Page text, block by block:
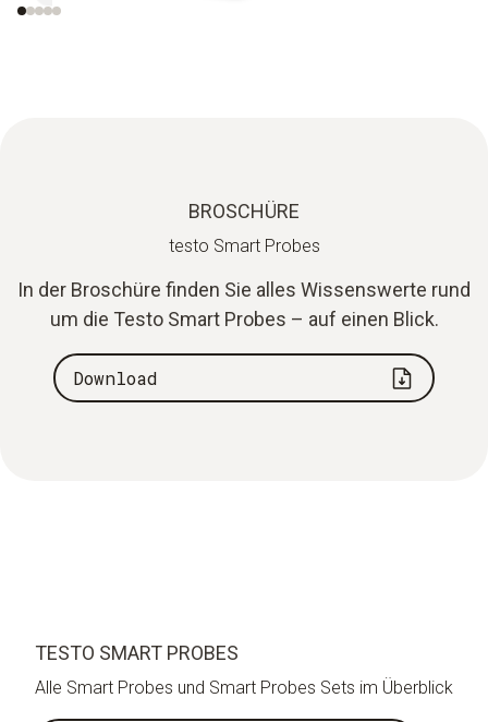
BROSCHÜRE
testo Smart Probes
In der Broschüre finden Sie alles Wissenswerte rund
um die Testo Smart Probes – auf einen Blick.
Download
TESTO SMART PROBES
Alle Smart Probes und Smart Probes Sets im Überblick